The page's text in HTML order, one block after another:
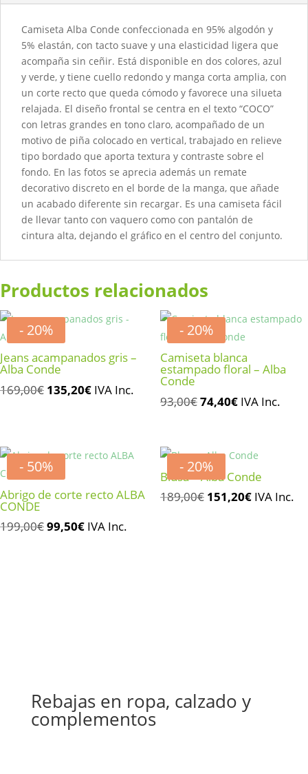
Camiseta Alba Conde confeccionada en 95% algodón y
5% elastán, con tacto suave y una elasticidad ligera que
acompaña sin ceñir. Está disponible en dos colores, azul
y verde, y tiene cuello redondo y manga corta amplia, con
un corte recto que queda cómodo y favorece una silueta
relajada. El diseño frontal se centra en el texto “COCO”
con letras grandes en tono claro, acompañado de un
motivo de piña colocado en vertical, trabajado en relieve
tipo bordado que aporta textura y contraste sobre el
fondo. En las fotos se aprecia además un remate
decorativo discreto en el borde de la manga, que añade
un acabado diferente sin recargar. Es una camiseta fácil
de llevar tanto con vaquero como con pantalón de
cintura alta, dejando el gráfico en el centro del conjunto.
Productos relacionados
- 20%
Jeans acampanados gris –
Alba Conde
169,00€ El
169,00€.
135,20€El
135,20€.
IVA Inc.
- 20%
Camiseta blanca
estampado floral – Alba
Conde
93,00€El
era:
93,00€.
74,40€El
es:
74,40€.
IVA Inc.
- 50%
Abrigo de corte recto ALBA
CONDE
199,00€El
99,50€ElIVA Inc.
- 20%
Blusa – Alba Conde
189,00€ El
151,20€ElIVA Inc.
Rebajas en ropa, calzado y
complementos